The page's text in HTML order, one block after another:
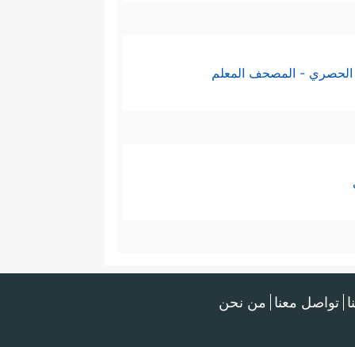
الحصري - المصحف المعلم
تواصل معنا من نحن